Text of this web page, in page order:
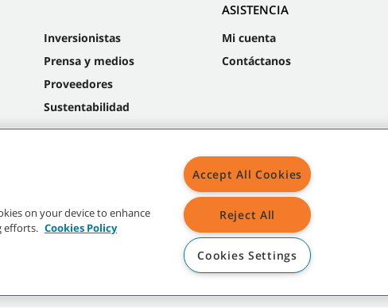
Inversionistas
Prensa y medios
Proveedores
Sustentabilidad
ASISTENCIA
Mi cuenta
Contáctanos
Mapa del sitio
Tennant son propiedad de Tennant Company y/o sus compañías afiliadas o subsidiarias.
on your device to enhance
efforts. Cookies Policy
Accept All Cookies
Reject All
Cookies Settings